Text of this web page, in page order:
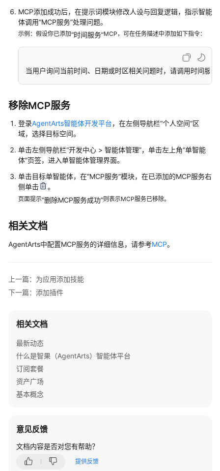
能
添
加
服
添
加
插
件
添
工
作
流
为
用
知
库
为
用
添
加
忆
应
对
话
MCP添加成功后，在提示词模块修改人设与回复逻辑，指示智能
体调用“MCP服务”处理问题。
示例：假设你已添加“时间服务”MCP，可在任务描述中添加如下指令：
当用户询问当前时间、日期或时区相关问题时，请调用时间服务
移除MCP服务
登录AgentArts智能体开发平台，在左侧导航栏“个人空间”区
域，选择目标空间。
单击左侧导航栏“开发中心 > 智能体管理”，单击左上角“单智能
体”页签，进入单智能体管理界面。
单击目标单智能体，在“MCP服务”模块，在已添加的MCP服务右
侧单击
。
页面提示“删除MCP服务成功”则表示MCP服务已移除。
相关文档
AgentArts中配置MCP服务的详细信息，请参考MCP。
上一篇：为应用添加技能
下一篇：添加插件
相关文档
最新动态
什么是智果（AgentArts）智能体平台
订阅套餐
资产广场
基本概念
意见反馈
文档内容是否对您有帮助？
提供反馈